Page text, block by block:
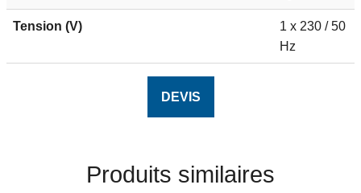
Tension (V)
1 x 230 / 50
Hz
DEVIS
Produits similaires